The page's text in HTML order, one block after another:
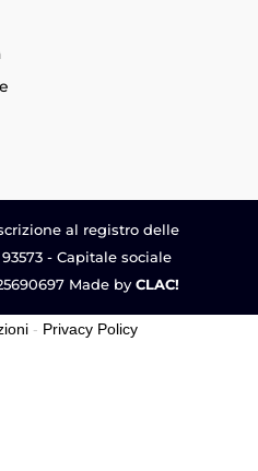
al registro delle
- Capitale sociale
Made byCLAC!
- Privacy Policy